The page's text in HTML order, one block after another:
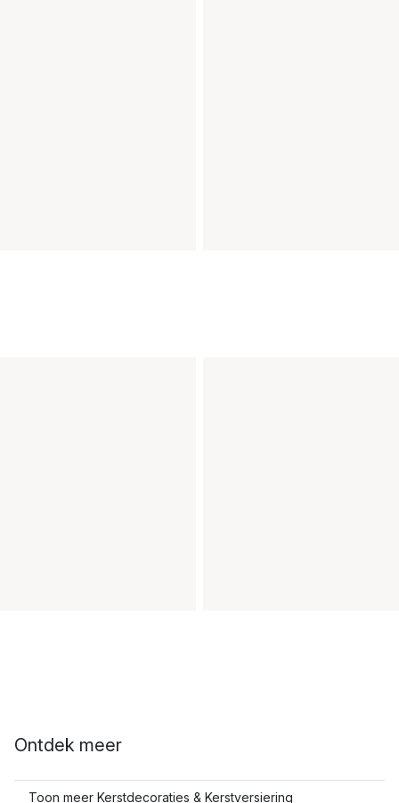
Ontdek meer
Toon meer Kerstdecoraties & Kerstversiering